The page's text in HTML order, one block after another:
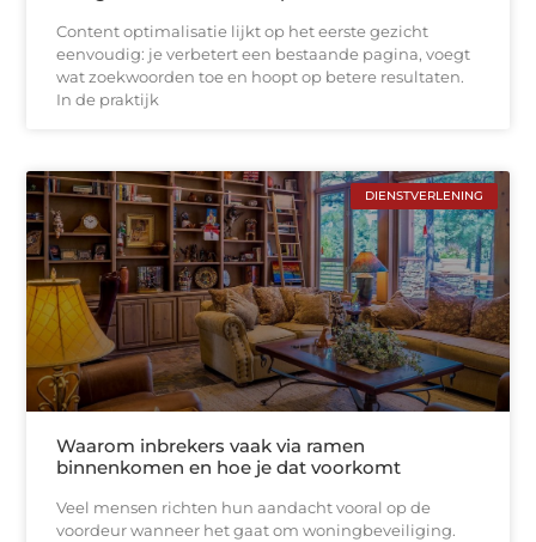
Content optimalisatie lijkt op het eerste gezicht
eenvoudig: je verbetert een bestaande pagina, voegt
wat zoekwoorden toe en hoopt op betere resultaten.
In de praktijk
DIENSTVERLENING
Waarom inbrekers vaak via ramen
binnenkomen en hoe je dat voorkomt
Veel mensen richten hun aandacht vooral op de
voordeur wanneer het gaat om woningbeveiliging.